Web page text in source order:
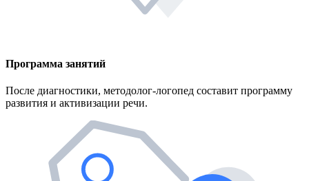
Программа занятий
После диагностики, методолог-логопед составит программу
развития и активизации речи.